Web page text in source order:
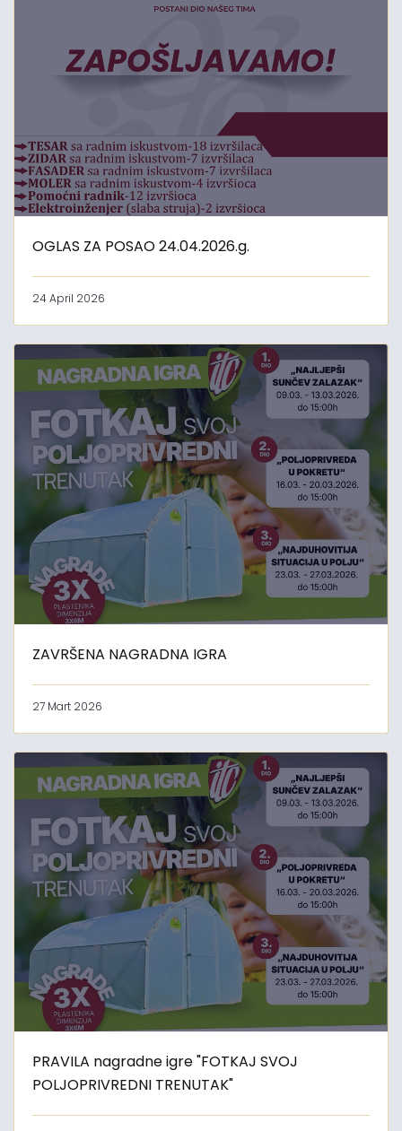
OGLAS ZA POSAO 24.04.2026.g.
24 April 2026
ZAVRŠENA NAGRADNA IGRA
27 Mart 2026
PRAVILA nagradne igre "FOTKAJ SVOJ
POLJOPRIVREDNI TRENUTAK"